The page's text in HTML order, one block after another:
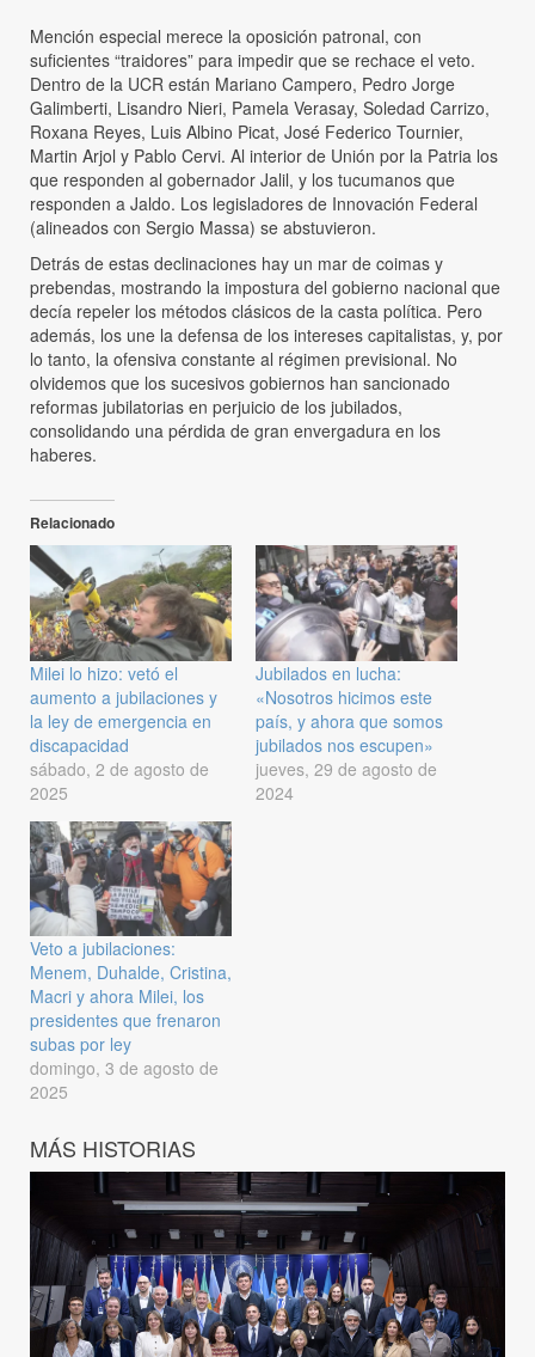
Mención especial merece la oposición patronal, con
suficientes “traidores” para impedir que se rechace el veto.
Dentro de la UCR están Mariano Campero, Pedro Jorge
Galimberti, Lisandro Nieri, Pamela Verasay, Soledad Carrizo,
Roxana Reyes, Luis Albino Picat, José Federico Tournier,
Martin Arjol y Pablo Cervi. Al interior de Unión por la Patria los
que responden al gobernador Jalil, y los tucumanos que
responden a Jaldo. Los legisladores de Innovación Federal
(alineados con Sergio Massa) se abstuvieron.
Detrás de estas declinaciones hay un mar de coimas y
prebendas, mostrando la impostura del gobierno nacional que
decía repeler los métodos clásicos de la casta política. Pero
además, los une la defensa de los intereses capitalistas, y, por
lo tanto, la ofensiva constante al régimen previsional. No
olvidemos que los sucesivos gobiernos han sancionado
reformas jubilatorias en perjuicio de los jubilados,
consolidando una pérdida de gran envergadura en los
haberes.
Relacionado
Milei lo hizo: vetó el
aumento a jubilaciones y
la ley de emergencia en
discapacidad
sábado, 2 de agosto de
2025
Jubilados en lucha:
«Nosotros hicimos este
país, y ahora que somos
jubilados nos escupen»
jueves, 29 de agosto de
2024
Veto a jubilaciones:
Menem, Duhalde, Cristina,
Macri y ahora Milei, los
presidentes que frenaron
subas por ley
domingo, 3 de agosto de
2025
MÁS HISTORIAS